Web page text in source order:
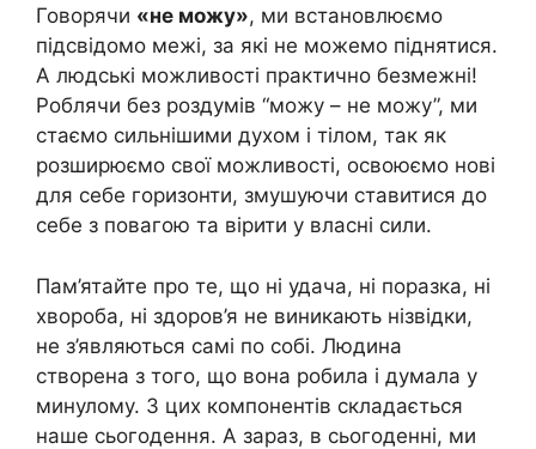
Говорячи «не можу», ми встановлюємо
підсвідомо межі, за які не можемо піднятися.
А людські можливості практично безмежні!
Роблячи без роздумів “можу – не можу”, ми
стаємо сильнішими духом і тілом, так як
розширюємо свої можливості, освоюємо нові
для себе горизонти, змушуючи ставитися до
себе з повагою та вірити у власні сили.
Пам’ятайте про те, що ні удача, ні поразка, ні
хвороба, ні здоров’я не виникають нізвідки,
не з’являються самі по собі. Людина
створена з того, що вона робила і думала у
минулому. З цих компонентів складається
наше сьогодення. А зараз, в сьогоденні, ми